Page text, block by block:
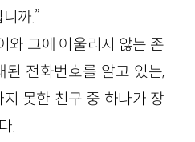
까.”
와 그에 어울리지 않는 존
된 전화번호를 알고 있는,
못한 친구 중 하나가 장
.